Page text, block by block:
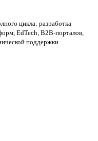
цикла: разработка
EdTech, B2B‑порталов,
поддержки